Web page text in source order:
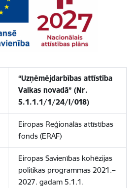
“Uzņēmējdarbības attīstība
Valkas novadā” (Nr.
5.1.1.1/1/24/I/018)
Eiropas Reģionālās attīstības
fonds (ERAF)
Eiropas Savienības kohēzijas
politikas programmas 2021.–
2027. gadam 5.1.1.